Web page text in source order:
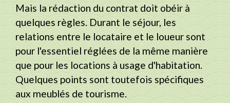
Mais la rédaction du contrat doit obéir à
quelques règles. Durant le séjour, les
relations entre le locataire et le loueur sont
pour l'essentiel réglées de la même manière
que pour les locations à usage d'habitation.
Quelques points sont toutefois spécifiques
aux meublés de tourisme.